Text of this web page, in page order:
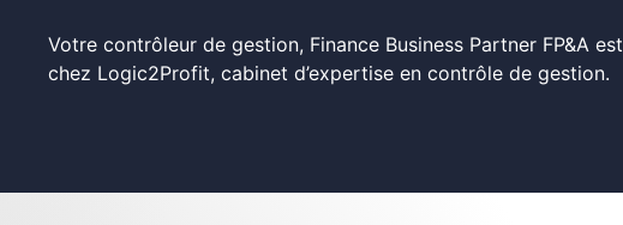
Votre contrôleur de gestion, Finance Business Partner FP&A est
chez Logic2Profit, cabinet d’expertise en contrôle de gestion.